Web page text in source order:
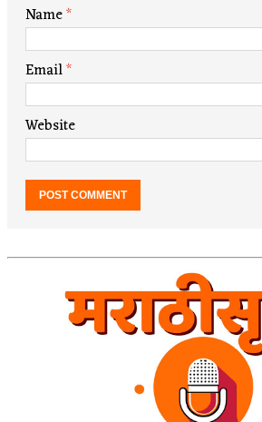
Name*
Email*
Website